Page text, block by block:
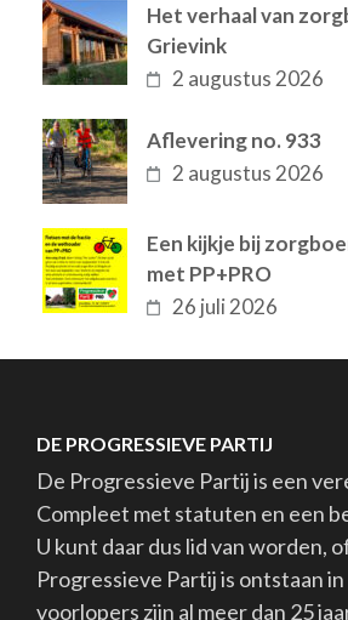
Het verhaal van
Grievink
2 augustus 2026
Aflevering no. 933
2 augustus 2026
Een kijkje bij
met PP+PRO
26 juli 2026
DE PROGRESSIEVE PARTIJ
De Progressieve Partij is een
Compleet met statuten en een
U kunt daar dus lid van worden,
Progressieve Partij is ontstaan in
voorlopers zijn al meer dan 25